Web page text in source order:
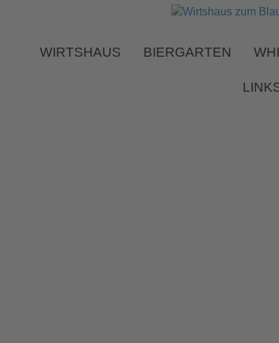
WIRTSHAUS BIERGARTEN